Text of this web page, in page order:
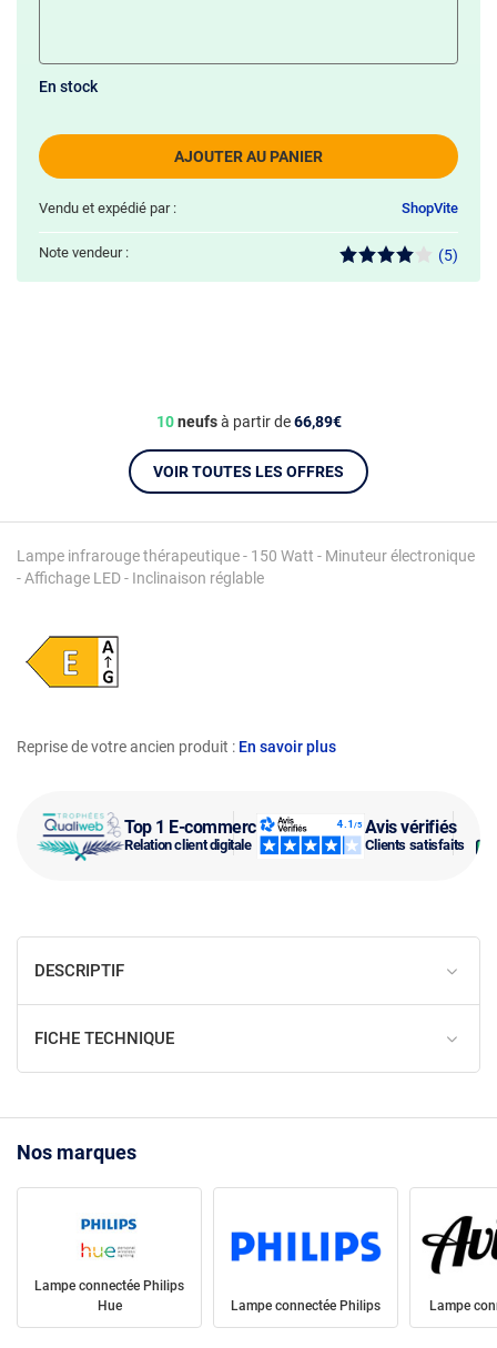
Top 1 E-commerce
Relation client digitale
Avis vérifiés
Clients satisfaits
Reprise de votre ancien produit : En savoir plus
Lampe infrarouge thérapeutique - 150 Watt - Minuteur électronique
- Affichage LED - Inclinaison réglable
AJOUTER AU PANIER
En stock
Vendu et expédié par : ShopVite
Note vendeur : (5)
10neufsà partir de66,89€
VOIR TOUTES LES OFFRES
DESCRIPTIF
FICHE TECHNIQUE
Nos marques
Lampe connectée Philips
Hue
Lampe connectée Philips Lampe